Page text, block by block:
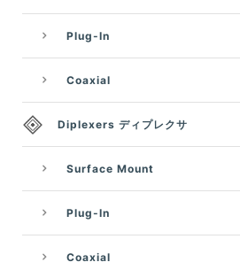
Plug-In
Coaxial
Diplexers ディプレクサ
Surface Mount
Plug-In
Coaxial